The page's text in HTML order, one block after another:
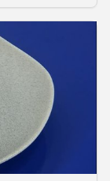
v parih in
graditi
presenetil
partnerji